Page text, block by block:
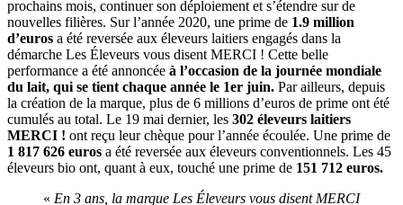
prochains mois, continuer son déploiement et s’étendre sur de
nouvelles filières. Sur l’année 2020, une prime de 1.9 million
d’euros a été reversée aux éleveurs laitiers engagés dans la
démarche Les Éleveurs vous disent MERCI ! Cette belle
performance a été annoncée à l’occasion de la journée mondiale
du lait, qui se tient chaque année le 1er juin. Par ailleurs, depuis
la création de la marque, plus de 6 millions d’euros de prime ont été
cumulés au total. Le 19 mai dernier, les 302 éleveurs laitiers
MERCI ! ont reçu leur chèque pour l’année écoulée. Une prime de
1 817 626 euros a été reversée aux éleveurs conventionnels. Les 45
éleveurs bio ont, quant à eux, touché une prime de 151 712 euros.
« En 3 ans, la marque Les Éleveurs vous disent MERCI